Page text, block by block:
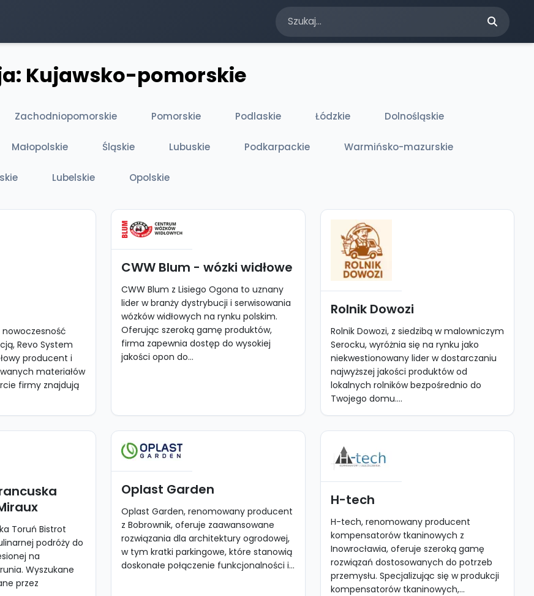
Kujawsko-pomorskie
Zachodniopomorskie Pomorskie Podlaskie Łódzkie Dolnośląskie
Małopolskie Śląskie Lubuskie Podkarpackie Warmińsko-mazurskie
Lubelskie Opolskie
nowoczesność
Revo System
producent i
materiałów
firmy znajdują
CWW Blum - wózki widłowe
CWW Blum z Lisiego Ogona to uznany
lider w branży dystrybucji i serwisowania
wózków widłowych na rynku polskim.
Oferując szeroką gamę produktów,
firma zapewnia dostęp do wysokiej
jakości opon do...
Rolnik Dowozi
Rolnik Dowozi, z siedzibą w malowniczym
Serocku, wyróżnia się na rynku jako
niekwestionowany lider w dostarczaniu
najwyższej jakości produktów od
lokalnych rolników bezpośrednio do
Twojego domu....
Toruń Bistrot
podróży do
na
Wyszukane
przez
Oplast Garden
Oplast Garden, renomowany producent
z Bobrownik, oferuje zaawansowane
rozwiązania dla architektury ogrodowej,
w tym kratki parkingowe, które stanowią
doskonałe połączenie funkcjonalności i...
H-tech
H-tech, renomowany producent
kompensatorów tkaninowych z
Inowrocławia, oferuje szeroką gamę
rozwiązań dostosowanych do potrzeb
przemysłu. Specjalizując się w produkcji
kompensatorów tkaninowych,...